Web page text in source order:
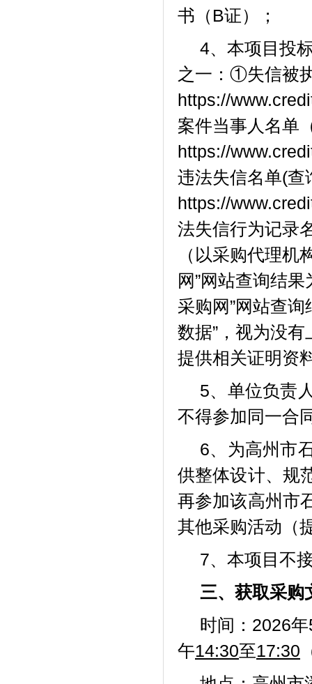
书（ B证）；
4、 本项目投
之一：①失信被
https://
案件当事人名单
https://
违法失信名单(查
https://
法失信行为记录
（以采购代理机
网”网站查询结
采购网”网站查
数据”，视为没
提供相关证明资
5、单位负责
不得参加同一合
6、为高州市
供整体设计、规
再参加该高州市
其他采购活动（
7、本项目不
三、获取采购
时间：2026
午14:30至17:30